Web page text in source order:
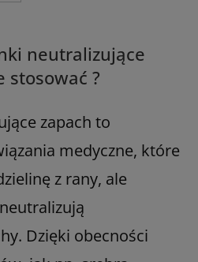
neutralizujące
stosować ?
zapach to
medyczne, które
z rany, ale
Dzięki obecności